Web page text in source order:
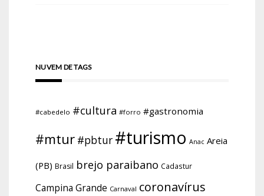
NUVEM DE TAGS
#cabedelo #cultura #forro #gastronomia
#mtur #pbtur #turismo Anac Areia
(PB) Brasil brejo paraibano Cadastur
Campina Grande Carnaval coronavírus